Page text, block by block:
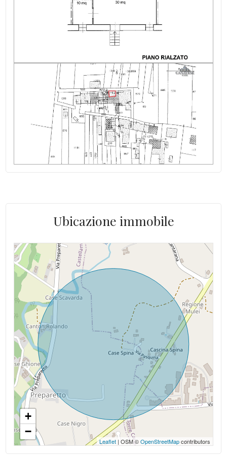
Ubicazione immobile
+
−
Leaflet| OSM ©OpenStreetMapcontributors
Balcone/Terrazzo
Ascensore
Arredato
Nuova costruzione